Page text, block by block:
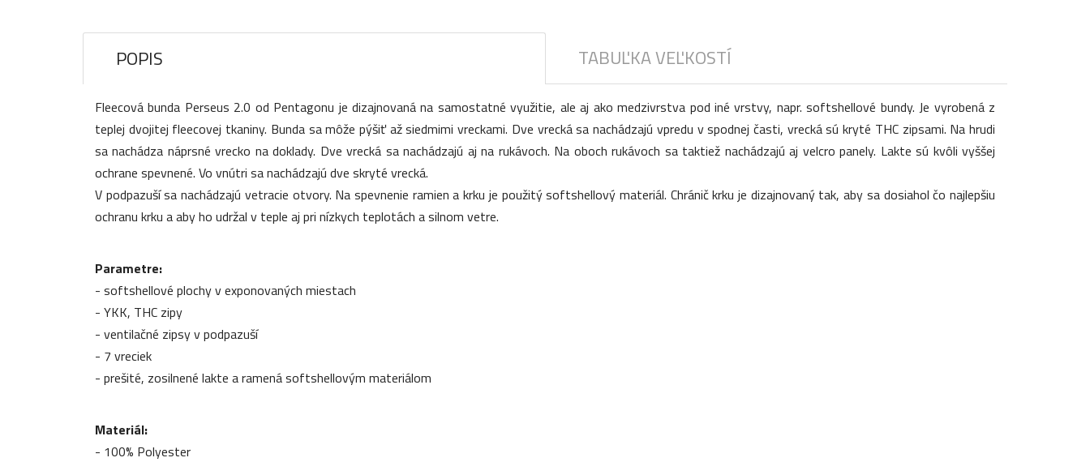
POPIS TABUĽKA VEĽKOSTÍ
Fleecová bunda Perseus 2.0 od Pentagonu je dizajnovaná na samostatné využitie, ale aj ako medzivrstva pod iné vrstvy, napr. softshellové bundy. Je vyrobená z
teplej dvojitej fleecovej tkaniny. Bunda sa môže pýšiť až siedmimi vreckami. Dve vrecká sa nachádzajú vpredu v spodnej časti, vrecká sú kryté THC zipsami. Na hrudi
sa nachádza náprsné vrecko na doklady. Dve vrecká sa nachádzajú aj na rukávoch. Na oboch rukávoch sa taktiež nachádzajú aj velcro panely. Lakte sú kvôli vyššej
ochrane spevnené. Vo vnútri sa nachádzajú dve skryté vrecká.
V podpazuší sa nachádzajú vetracie otvory. Na spevnenie ramien a krku je použitý softshellový materiál. Chránič krku je dizajnovaný tak, aby sa dosiahol čo najlepšiu
ochranu krku a aby ho udržal v teple aj pri nízkych teplotách a silnom vetre.
Parametre:
- softshellové plochy v exponovaných miestach
- YKK, THC zipy
- ventilačné zipsy v podpazuší
- 7 vreciek
- prešité, zosilnené lakte a ramená softshellovým materiálom
Materiál:
- 100% Polyester